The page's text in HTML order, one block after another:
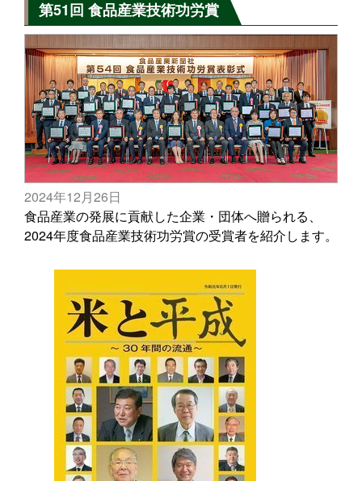
第51回 食品産業技術功労賞
2024年12月26日
食品産業の発展に貢献した企業・団体へ贈られる、
2024年度食品産業技術功労賞の受賞者を紹介します。